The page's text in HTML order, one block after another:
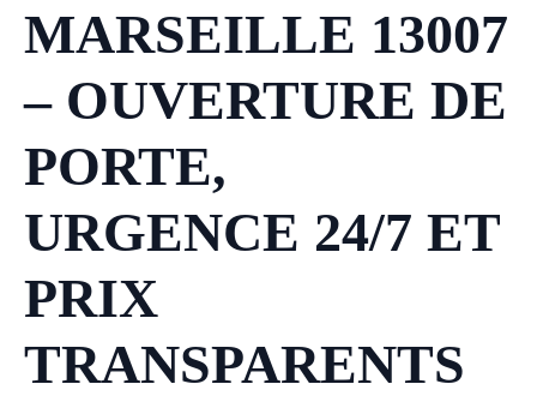
MARSEILLE 13007
– OUVERTURE DE
PORTE,
URGENCE 24/7 ET
PRIX
TRANSPARENTS